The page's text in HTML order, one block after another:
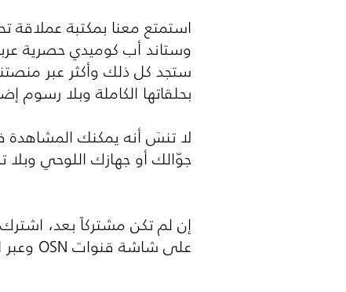
وستاند أب كوميدي حصرية
ستجد كل ذلك وأكثر عبر
بحلقاتها الكاملة وبلا رسوم
لا تنسَ أنه يمكنك
جوّالك أو جهازك اللوحي
إن لم تكن مشتركاً بعد،
على شاشة قنواتOSN